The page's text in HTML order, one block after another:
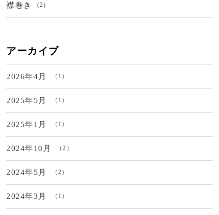
襟巻き (2)
アーカイブ
2026年4月 （1）
2025年5月 （1）
2025年1月 （1）
2024年10月 （2）
2024年5月 （2）
2024年3月 （1）